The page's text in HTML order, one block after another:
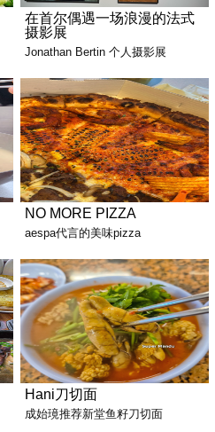
在首尔偶遇一场浪漫的法式
摄影展
Jonathan Bertin 个人摄影展
NO MORE PIZZA
aespa代言的美味pizza
Hani刀切面
成始璄推荐新堂鱼籽刀切面